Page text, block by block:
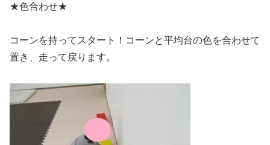
★色合わせ★
コーンを持ってスタート！コーンと平均台の色を合わせて
置き、走って戻ります。